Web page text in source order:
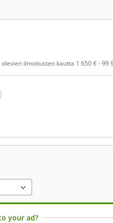
ilmoitusten kautta 1 650 € - 99
your ad?